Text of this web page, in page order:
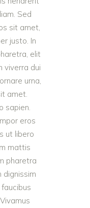
Sed
sit amet,
justo. In
elit
viverra dui
urna,
amet.
sapien.
eros
ut libero
mattis
pharetra
dignissim